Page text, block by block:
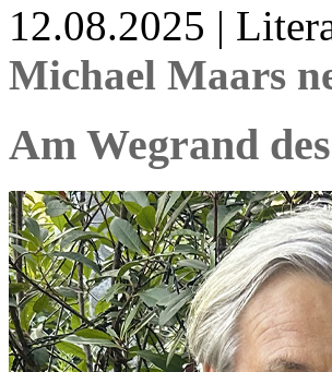
12.08.2025 |
Michael Maars
Am Wegrand